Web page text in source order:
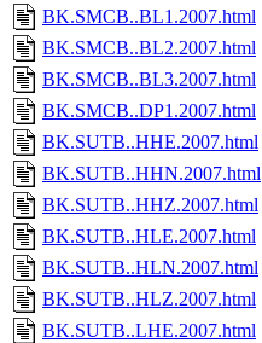
BK.SMCB..BL1.2007.html
BK.SMCB..BL2.2007.html
BK.SMCB..BL3.2007.html
BK.SMCB..DP1.2007.html
BK.SUTB..HHE.2007.html
BK.SUTB..HHN.2007.html
BK.SUTB..HHZ.2007.html
BK.SUTB..HLE.2007.html
BK.SUTB..HLN.2007.html
BK.SUTB..HLZ.2007.html
BK.SUTB..LHE.2007.html